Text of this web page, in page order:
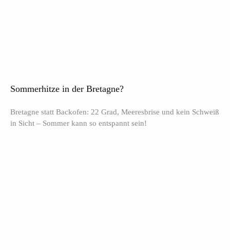
Sommerhitze in der Bretagne?
Bretagne statt Backofen: 22 Grad, Meeresbrise und kein Schweiß
in Sicht – Sommer kann so entspannt sein!